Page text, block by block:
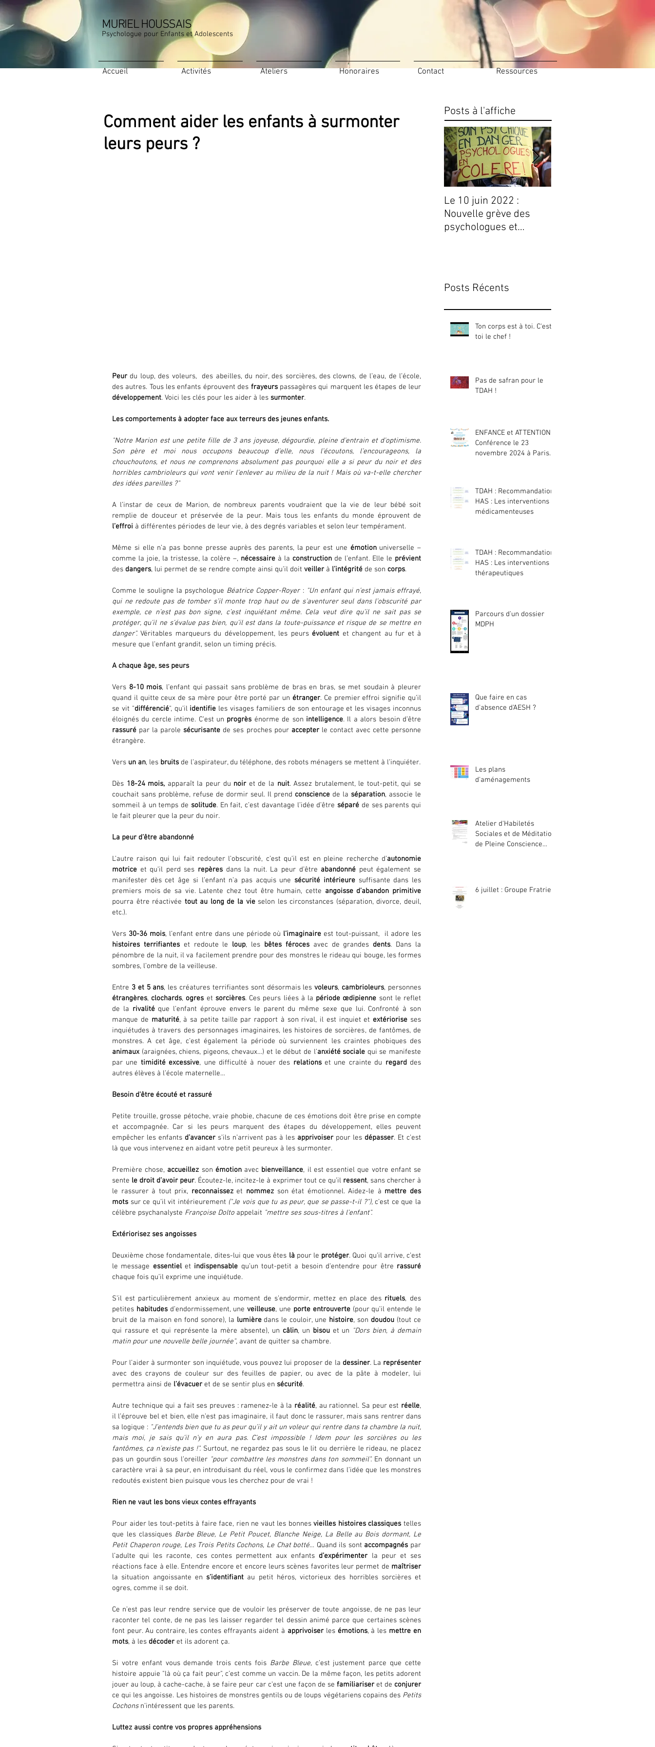
MURIEL HOUSSAIS
Psychologue pour Enfants et Adolescents
Accueil Activités Ateliers Honoraires Contact Ressources
Comment aider les enfants à surmonter
leurs peurs ?
Peur du loup, des voleurs,  des abeilles, du noir, des sorcières, des clowns, de l’eau, de l’école,
des autres. Tous les enfants éprouvent des frayeurs
développement. Voici les clés pour les aider à les surmonter.
Les comportements à adopter face aux terreurs des jeunes enfants.
"Notre Marion est une petite fille de 3 ans joyeuse, dégourdie, pleine d’entrain et d’optimisme.
Son père et moi nous occupons beaucoup d’elle, nous l’écoutons, l’encourageons, la
chouchoutons, et nous ne comprenons absolument pas pourquoi elle a si peur du noir et des
horribles cambrioleurs qui vont venir l’enlever au milieu de la nuit ! Mais où va-t-elle chercher
des idées pareilles ?"
A l’instar de ceux de Marion, de nombreux parents voudraient que la vie de leur bébé soit
l’effroi à différentes périodes de leur vie, à des degrés variables et selon leur tempérament.
Même si elle n’a pas bonne presse auprès des parents, la peur est une émotion universelle –
comme la joie, la tristesse, la colère –, nécessaire à la construction de l’enfant. Elle le prévient
des dangers, lui permet de se rendre compte ainsi qu’il doit veiller à l’intégrité de son corps.
Comme le souligne la psychologue Béatrice Copper-Royer : "Un enfant qui n’est jamais effrayé,
qui ne redoute pas de tomber s’il monte trop haut ou de s’aventurer seul dans l’obscurité par
exemple, ce n’est pas bon signe, c’est inquiétant même. Cela veut dire qu’il ne sait pas se
protéger, qu’il ne s’évalue pas bien, qu’il est dans la toute-puissance et risque de se mettre en
danger". Véritables marqueurs du développement, les peurs évoluent et changent au fur et à
mesure que l’enfant grandit, selon un timing précis.
A chaque âge, ses peurs
Vers 8-10 mois, l’enfant qui passait sans problème de bras en bras, se met soudain à pleurer
quand il quitte ceux de sa mère pour être porté par un étranger. Ce premier effroi signifie qu’il
se vit "différencié", qu’il identifie les visages familiers de son entourage et les visages inconnus
éloignés du cercle intime. C’est un progrès énorme de son intelligence
rassuré par la parole sécurisante de ses proches pour accepter le contact avec cette personne
étrangère.
Vers un an, les bruits
Dès 18-24 mois, apparaît la peur du noir et de la nuit. Assez brutalement, le tout-petit, qui se
couchait sans problème, refuse de dormir seul. Il prend conscience de la séparation, associe le
sommeil à un temps de solitude. En fait, c’est davantage l’idée d’être séparé de ses parents qui
le fait pleurer que la peur du noir.
La peur d’être abandonné
L’autre raison qui lui fait redouter l’obscurité, c’est qu’il est en pleine recherche d’autonomie
motrice et qu’il perd ses repères dans la nuit. La peur d’être abandonné peut également se
manifester dès cet âge si l’enfant n’a pas acquis une sécurité intérieure suffisante dans les
premiers mois de sa vie. Latente chez tout être humain, cette angoisse d’abandon primitive
pourra être réactivée tout au long de la vie selon les circonstances (séparation, divorce, deuil,
etc.).
Vers 30-36 mois, l’enfant entre dans une période où l’imaginaire
histoires terrifiantes et redoute le loup, les bêtes féroces avec de grandes dents. Dans la
pénombre de la nuit, il va facilement prendre pour des monstres le rideau qui bouge, les formes
sombres, l’ombre de la veilleuse.
Entre 3 et 5 ans, les créatures terrifiantes sont désormais les voleurs, cambrioleurs
étrangères, clochards, ogres et sorcières. Ces peurs liées à la période œdipienne sont le reflet
de la rivalité que l’enfant éprouve envers le parent du même sexe que lui. Confronté à son
manque de maturité, à sa petite taille par rapport à son rival, il est inquiet et extériorise ses
inquiétudes à travers des personnages imaginaires, les histoires de sorcières, de fantômes, de
animaux (araignées, chiens, pigeons, chevaux…) et le début de l’anxiété sociale qui se manifeste
par une timidité excessive, une difficulté à nouer des relations et une crainte du regard des
autres élèves à l’école maternelle…
Besoin d'être écouté et rassuré
Petite trouille, grosse pétoche, vraie phobie, chacune de ces émotions doit être prise en compte
et accompagnée. Car si les peurs marquent des étapes du développement, elles peuvent
empêcher les enfants d’avancer s’ils n’arrivent pas à les apprivoiser pour les dépasser. Et c’est
là que vous intervenez en aidant votre petit peureux à les surmonter.
Première chose, accueillez son émotion avec bienveillance, il est essentiel que votre enfant se
sente le droit d’avoir peur. Écoutez-le, incitez-le à exprimer tout ce qu’il ressent, sans chercher à
le rassurer à tout prix, reconnaissez et nommez son état émotionnel. Aidez-le à mettre des
mots sur ce qu’il vit intérieurement ("Je vois que tu as peur, que se passe-t-il ?"), c’est ce que la
célèbre psychanalyste Françoise Dolto appelait "mettre ses sous-titres à l’enfant".
Extériorisez ses angoisses
Deuxième chose fondamentale, dites-lui que vous êtes là pour le protéger. Quoi qu’il arrive, c’est
le message essentiel et indispensable qu’un tout-petit a besoin d’entendre pour être rassuré
chaque fois qu’il exprime une inquiétude.
S’il est particulièrement anxieux au moment de s’endormir, mettez en place des rituels, des
petites habitudes d’endormissement, une veilleuse, une porte entrouverte (pour qu’il entende le
bruit de la maison en fond sonore), la lumière dans le couloir, une histoire, son doudou (tout ce
qui rassure et qui représente la mère absente), un câlin, un bisou et un "Dors bien, à demain
matin pour une nouvelle belle journée", avant de quitter sa chambre.
Pour l’aider à surmonter son inquiétude, vous pouvez lui proposer de la dessiner. La représenter
avec des crayons de couleur sur des feuilles de papier, ou avec de la pâte à modeler, lui
permettra ainsi de l’évacuer et de se sentir plus en sécurité.
Autre technique qui a fait ses preuves : ramenez-le à la réalité, au rationnel. Sa peur est réelle,
il l’éprouve bel et bien, elle n’est pas imaginaire, il faut donc le rassurer, mais sans rentrer dans
sa logique : "J’entends bien que tu as peur qu’il y ait un voleur qui rentre dans ta chambre la nuit,
mais moi, je sais qu’il n’y en aura pas. C’est impossible ! Idem pour les sorcières ou les
fantômes, ça n’existe pas !". Surtout, ne regardez pas sous le lit ou derrière le rideau, ne placez
pas un gourdin sous l’oreiller "pour combattre les monstres dans ton sommeil". En donnant un
caractère vrai à sa peur, en introduisant du réel, vous le confirmez dans l’idée que les monstres
redoutés existent bien puisque vous les cherchez pour de vrai !
Rien ne vaut les bons vieux contes effrayants
Pour aider les tout-petits à faire face, rien ne vaut les bonnes vieilles histoires classiques telles
que les classiques Barbe Bleue, Le Petit Poucet, Blanche Neige, La Belle au Bois dormant, Le
Petit Chaperon rouge, Les Trois Petits Cochons, Le Chat botté… Quand ils sont accompagnés par
l’adulte qui les raconte, ces contes permettent aux enfants d’expérimenter la peur et ses
réactions face à elle. Entendre encore et encore leurs scènes favorites leur permet de maîtriser
la situation angoissante en s’identifiant au petit héros, victorieux des horribles sorcières et
ogres, comme il se doit.
Ce n’est pas leur rendre service que de vouloir les préserver de toute angoisse, de ne pas leur
raconter tel conte, de ne pas les laisser regarder tel dessin animé parce que certaines scènes
font peur. Au contraire, les contes effrayants aident à apprivoiser les émotions, à les mettre en
mots, à les décoder et ils adorent ça.
Si votre enfant vous demande trois cents fois Barbe Bleue, c’est justement parce que cette
histoire appuie "là où ça fait peur", c’est comme un vaccin. De la même façon, les petits adorent
jouer au loup, à cache-cache, à se faire peur car c’est une façon de se familiariser et de conjurer
ce qui les angoisse. Les histoires de monstres gentils ou de loups végétariens copains des Petits
Cochons n’intéressent que les parents.
Luttez aussi contre vos propres appréhensions
Posts à l'affiche
Le 10 juin 2022 :
Nouvelle grève des
psychologues et
Posts Récents
Ton corps est à toi. C'est
toi le chef !
Pas de safran pour le
TDAH !
ENFANCE et ATTENTION :
Conférence le 23
novembre 2024 à Paris
TDAH : Recommandation
HAS : Les interventions
médicamenteuses
TDAH : Recommandation
HAS : Les interventions
thérapeutiques
Parcours d'un dossier
MDPH
Que faire en cas
d'absence d'AESH ?
Les plans
d'aménagements
Atelier d'Habiletés
Sociales et de Méditation
de Pleine Conscience
6 juillet : Groupe Fratrie